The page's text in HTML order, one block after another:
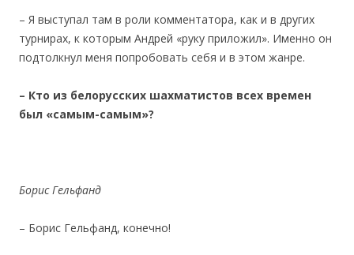
– Я выступал там в роли комментатора, как и в других
турнирах, к которым Андрей «руку приложил». Именно он
подтолкнул меня попробовать себя и в этом жанре.
– Кто из белорусских шахматистов всех времен
был «самым-самым»?
Борис Гельфанд
– Борис Гельфанд, конечно!